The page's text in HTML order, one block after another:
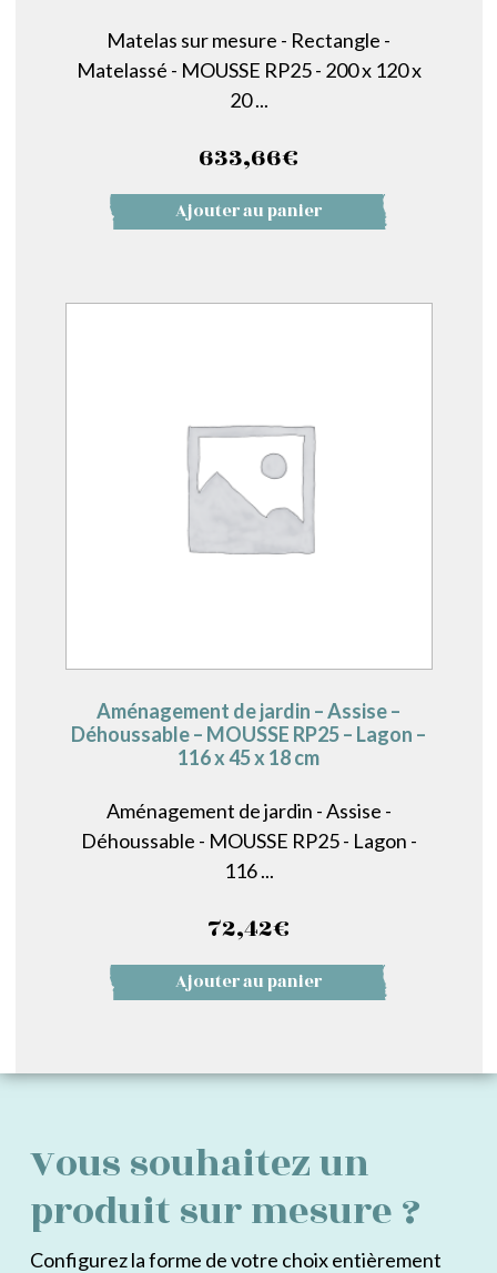
Matelas sur mesure - Rectangle -
Matelassé - MOUSSE RP25 - 200 x 120 x
20 ...
633,66€
Ajouter au panier
Aménagement de jardin – Assise –
Déhoussable – MOUSSE RP25 – Lagon –
116 x 45 x 18 cm
Aménagement de jardin - Assise -
Déhoussable - MOUSSE RP25 - Lagon -
116 ...
72,42€
Ajouter au panier
Vous souhaitez un
produit sur mesure ?
Configurez la forme de votre choix entièrement